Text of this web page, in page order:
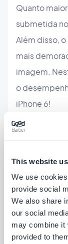
This website
We use
provide social
We also share
our social
may combine it
provided to
Quanto
submetida
Além disso,
mais
imagem.
o
iPhone 6!
Por isso é
utilizadores.
em tamanho
cada
definições
enviar a